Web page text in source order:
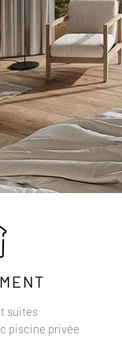
suites
piscine privée